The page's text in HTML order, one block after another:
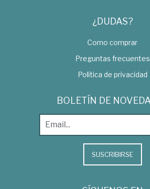
¿DUDAS?
Como comprar
Preguntas frecuentes
Política de privacidad
BOLETÍN DE
SUSCRIBIRSE